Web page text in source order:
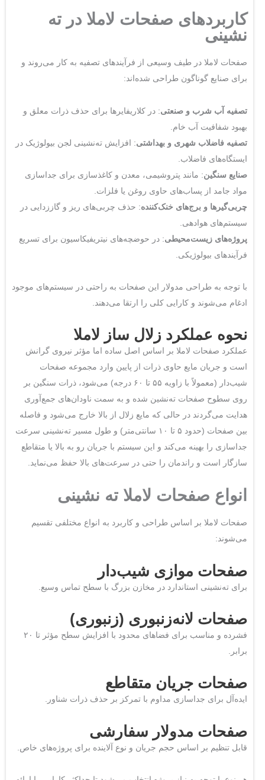
کاربردهای صفحات لاملا در ته
نشینی
صفحات لاملا در طیف وسیعی از فرآیندهای تصفیه به کار می‌روند و
برای صنایع گوناگون طراحی شده‌اند:
تصفیه آب شرب و صنعتی: در کلاریفایرها برای حذف ذرات معلق و
بهبود شفافیت آب خام.
تصفیه فاضلاب شهری و بهداشتی: افزایش ته‌نشینی لجن بیولوژیک در
ایستگاه‌های فاضلاب.
صنایع سنگین: مانند پتروشیمی، معدن و کاغذسازی برای جداسازی
مواد جامد از پساب‌های حاوی روغن یا فلزات.
چربی‌گیرها و برج‌های خنک‌کننده: حذف چربی‌های ریز و گاززدایی در
سیستم‌های هوادهی.
پروژه‌های زیست‌محیطی: در حوضچه‌های نیتریفیکاسیون برای تسریع
فرآیندهای بیولوژیکی.
با توجه به طراحی مدولار این صفحات به راحتی در سیستم‌های موجود
ادغام می‌شوند و کارایی کلی را ارتقا می‌دهند.
نحوه عملکرد زلال ساز لاملا
عملکرد صفحات لاملا بر اساس اصل ساده اما مؤثر نیروی گرانش
است و جریان مایع حاوی ذرات از پایین وارد مجموعه صفحات
شیب‌دار (معمولاً با زاویه ۵۵ تا ۶۰ درجه) می‌شود، ذرات سنگین بر
روی سطوح صفحات ته‌نشین شده و به سمت ناودان‌های جمع‌آوری
هدایت می‌گردند در حالی که مایع زلال از بالا خارج می‌شود و فاصله
بین صفحات (حدود ۵ تا ۱۰ سانتی‌متر) و طول مسیر ته‌نشینی سرعت
جداسازی را بهینه می‌کند و این سیستم با جریان رو به بالا یا متقاطع
سازگار است و راندمان را حتی در سرعت‌های بالا حفظ می‌نماید.
انواع صفحات لاملا ته نشینی
صفحات لاملا بر اساس طراحی و کاربرد به انواع مختلفی تقسیم
می‌شوند:
صفحات موازی شیب‌دار
برای ته‌نشینی استاندارد در مخازن بزرگ با سطح تماس وسیع.
صفحات لانه‌زنبوری (زنبوری)
فشرده و مناسب برای فضاهای محدود با افزایش سطح مؤثر تا ۲۰
برابر.
صفحات جریان متقاطع
ایده‌آل برای جداسازی مداوم با تمرکز بر حذف ذرات شناور.
صفحات مدولار سفارشی
قابل تنظیم بر اساس حجم جریان و نوع آلاینده برای پروژه‌های خاص.